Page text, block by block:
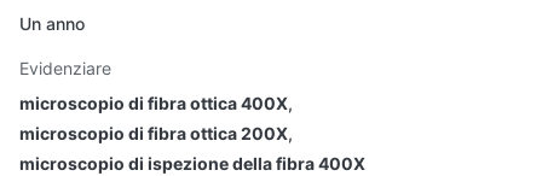
Un anno
Evidenziare
microscopio di fibra ottica 400X,
microscopio di fibra ottica 200X,
microscopio di ispezione della fibra 400X